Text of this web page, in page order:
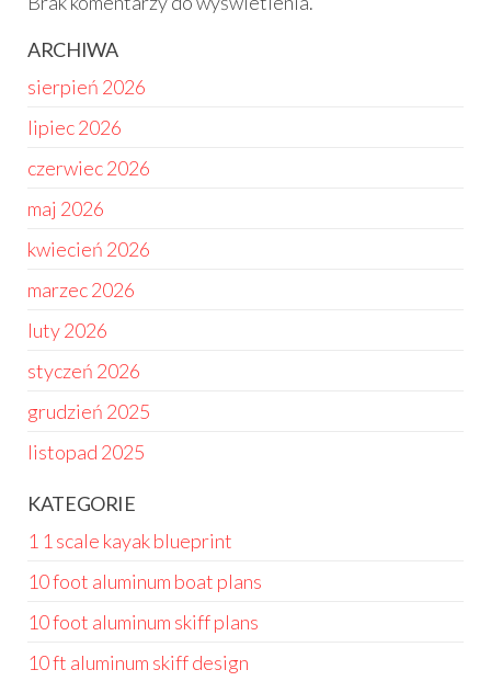
ARCHIWA
sierpień 2026
lipiec 2026
czerwiec 2026
maj 2026
kwiecień 2026
marzec 2026
luty 2026
styczeń 2026
grudzień 2025
listopad 2025
KATEGORIE
1 1 scale kayak blueprint
10 foot aluminum boat plans
10 foot aluminum skiff plans
10 ft aluminum skiff design